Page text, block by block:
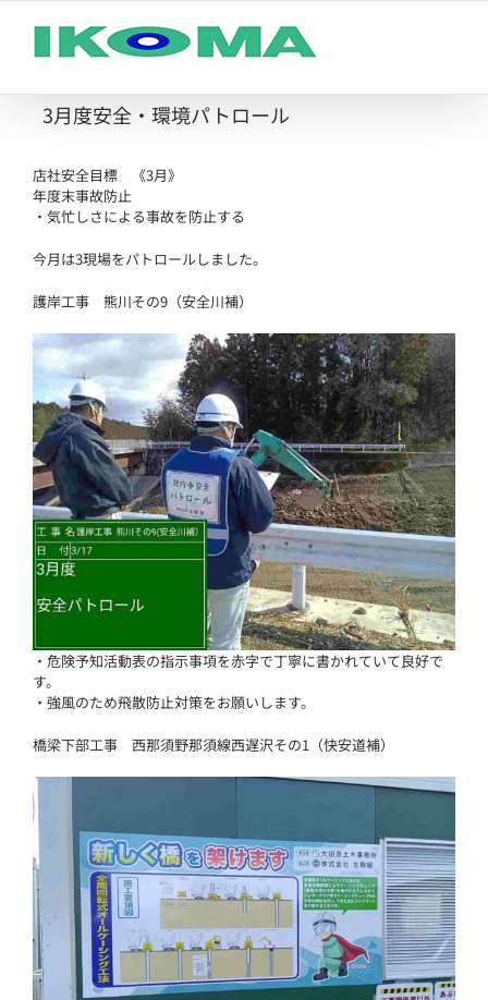
3月度安全・環境パトロール
店社安全目標 《3月》
年度末事故防止
・気忙しさによる事故を防止する
今月は3現場をパトロールしました。
護岸工事 熊川その9（安全川補）
・危険予知活動表の指示事項を赤字で丁寧に書かれていて良好で
す。
・強風のため飛散防止対策をお願いします。
橋梁下部工事 西那須野那須線西遅沢その1（快安道補）